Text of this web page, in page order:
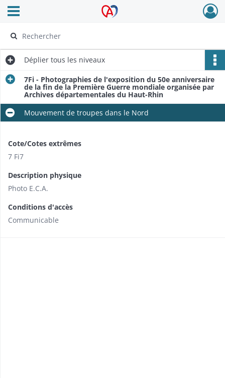
Archives Alsace - Colmar
Ouvrir le menu déroulant
Déplier tous les niveaux
7Fi - Photographies de l'exposition du 50e anniversaire
de la fin de la Première Guerre mondiale organisée par
Archives départementales du Haut-Rhin
Mouvement de troupes dans le Nord
Cote/Cotes extrêmes
7 Fi7
Description physique
Photo E.C.A.
Conditions d'accès
Communicable